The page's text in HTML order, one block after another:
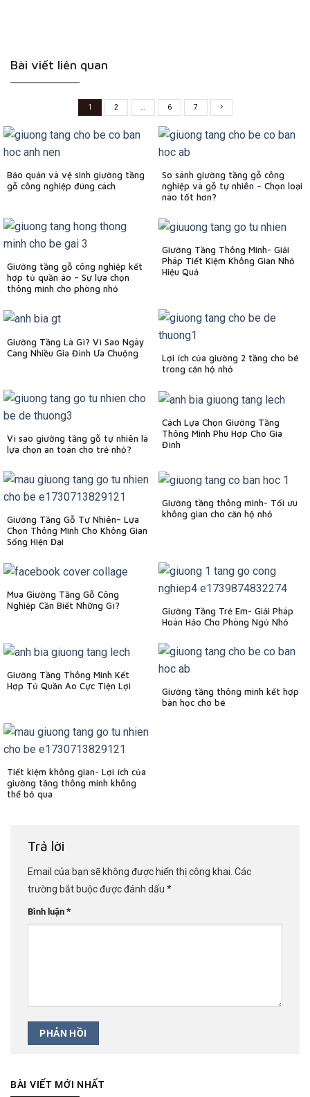
Bài viết liên quan
1 2 6 7
Bảo quản và vệ sinh giường tầng
gỗ công nghiệp đúng cách
So sánh giường tầng gỗ công
nghiệp và gỗ tự nhiên – Chọn loại
nào tốt hơn?
Giường tầng gỗ công nghiệp kết
hợp tủ quần áo – Sự lựa chọn
thông minh cho phòng nhỏ
Giường Tầng Thông Minh- Giải
Pháp Tiết Kiệm Không Gian Nhỏ
Hiệu Quả
Giường Tầng Là Gì? Vì Sao Ngày
Càng Nhiều Gia Đình Ưa Chuộng
Lợi ích của giường 2 tầng cho bé
trong căn hộ nhỏ
Vì sao giường tầng gỗ tự nhiên là
lựa chọn an toàn cho trẻ nhỏ?
Cách Lựa Chọn Giường Tầng
Thông Minh Phù Hợp Cho Gia
Đình
Giường Tầng Gỗ Tự Nhiên– Lựa
Chọn Thông Minh Cho Không Gian
Sống Hiện Đại
Giường tầng thông minh- Tối ưu
không gian cho căn hộ nhỏ
Mua Giường Tầng Gỗ Công
Nghiệp Cần Biết Những Gì?
Giường Tầng Trẻ Em- Giải Pháp
Hoàn Hảo Cho Phòng Ngủ Nhỏ
Giường Tầng Thông Minh Kết
Hợp Tủ Quần Áo Cực Tiện Lợi
Giường tầng thông minh kết hợp
bàn học cho bé
Tiết kiệm không gian- Lợi ích của
giường tầng thông minh không
thể bỏ qua
Trả lời
Email của bạn sẽ không được hiển thị công khai. Các
trường bắt buộc được đánh dấu *
Bình luận *
BÀI VIẾT MỚI NHẤT